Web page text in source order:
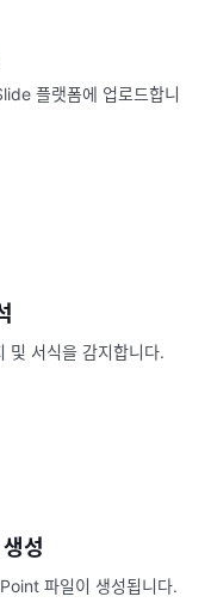
플랫폼에 업로드합니
및 서식을 감지합니다.
성
파일이 생성됩니다.